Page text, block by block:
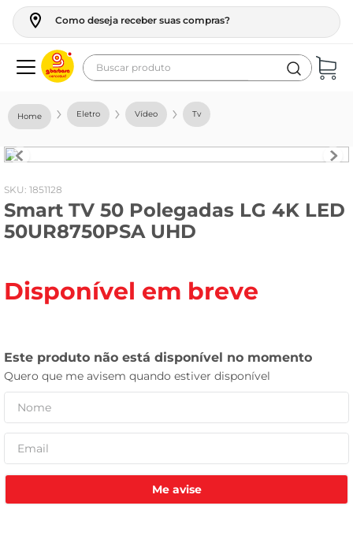
Como deseja receber suas compras?
Buscar produto
Eletro Vídeo Tv
: 1851128
Smart TV 50 Polegadas LG 4K LED
50UR8750PSA UHD
Disponível em breve
Me avise
geladeira
fogao
café
cerveja
leite
tv